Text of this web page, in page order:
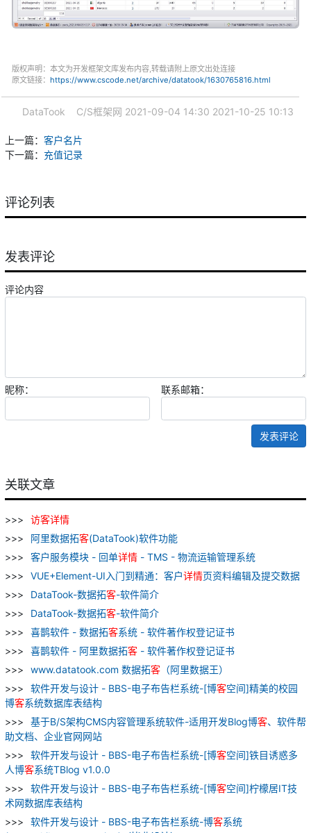
版权声明：本文为开发框架文库发布内容,转载请附上原文出处连接
原文链接： https://www.cscode.net/archive/datatook/1630765816.html
DataTook C/S框架网 2021-09-04 14:30 2021-10-25 10:13
上一篇： 客户名片
下一篇： 充值记录
评论列表
发表评论
评论内容
昵称： 联系邮箱：
发表评论
关联文章
访客详情
阿里数据拓客(DataTook)软件功能
客户服务模块 - 回单详情 - TMS - 物流运输管理系统
VUE+Element-UI入门到精通：客户详情页资料编辑及提交数据
DataTook-数据拓客-软件简介
DataTook-数据拓客-软件简介
喜鹊软件 - 数据拓客系统 - 软件著作权登记证书
喜鹊软件 - 阿里数据拓客 - 软件著作权登记证书
www.datatook.com 数据拓客 （阿里数据王）
软件开发与设计 - BBS-电子布告栏系统-[博客空间]精美的校园
博客系统数据库表结构
基于B/S架构CMS内容管理系统软件-适用开发Blog博客、软件帮
助文档、企业官网网站
软件开发与设计 - BBS-电子布告栏系统-[博客空间]铁目诱惑多
人博客系统TBlog v1.0.0
软件开发与设计 - BBS-电子布告栏系统-[博客空间]柠檬居IT技
术网数据库表结构
软件开发与设计 - BBS-电子布告栏系统-博客系统